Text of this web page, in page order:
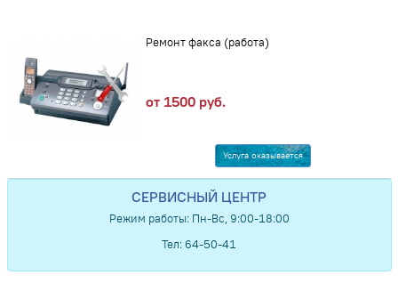
Ремонт факса (работа)
от 1500 руб.
Услуга оказывается
СЕРВИСНЫЙ ЦЕНТР
Режим работы: Пн-Вс, 9:00-18:00
Тел: 64-50-41